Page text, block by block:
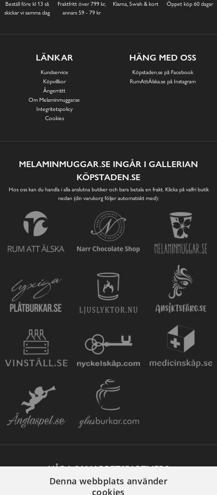
Beställ före kl 13 så
skickar vi samma dag
Fraktfritt över 799 kr,
annars 59 - 79 kr
Klarna, Swish & kort Öppet köp 60 dagar
LÄNKAR
Kundservice
Köpvillkor
Ångerrätt
Om Melaminmuggar.se
Integritetspolicy
Cookies
HÄNG MED OSS
Köpstaden.se på Facebook
RumAttÄlska.se på Instagram
MELAMINMUGGAR.SE INGÅR I GALLERIAN
KÖPSTADEN.SE
Hos oss kan du handla i alla anslutna butiker och bara betala en frakt. Klicka på valfri butik
nedan (din varukorg följer automatiskt med):
VÅRA SAMARBETSPARTNERS
Denna webbplats använder
cookies